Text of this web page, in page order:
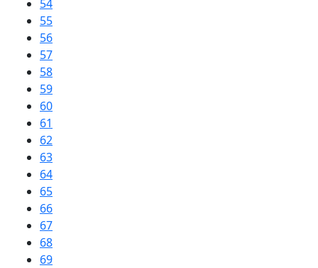
54
55
56
57
58
59
60
61
62
63
64
65
66
67
68
69